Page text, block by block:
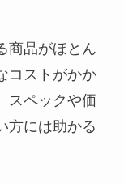
商品がほとん
コストがかか
スペックや価
方には助かる